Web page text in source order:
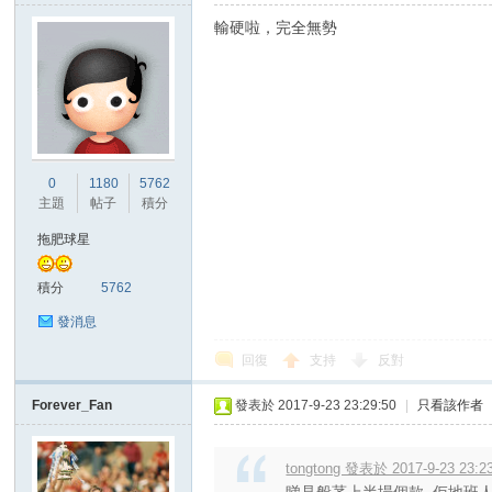
0
主題
1180
帖子
5762
積分
拖肥球星
積分 5762
發消息
輸硬啦，完全無勢
回復 支持 反對
Forever_Fan 發表於 2017-9-23 23:29:50 只看該作者
tongtong 發表於 2017-9-23